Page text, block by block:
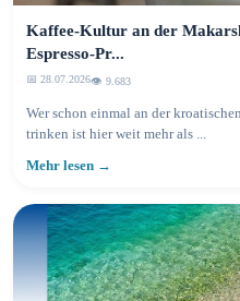
Kaffee-Kultur an der
Espresso-Pr...
📅 28.07.2026👁️ 9.683
Wer schon einmal an der
trinken ist hier weit mehr als ...
Mehr lesen →